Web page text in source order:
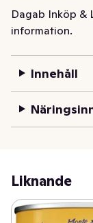
Dagab Inköp &
information.
Innehåll
Liknande